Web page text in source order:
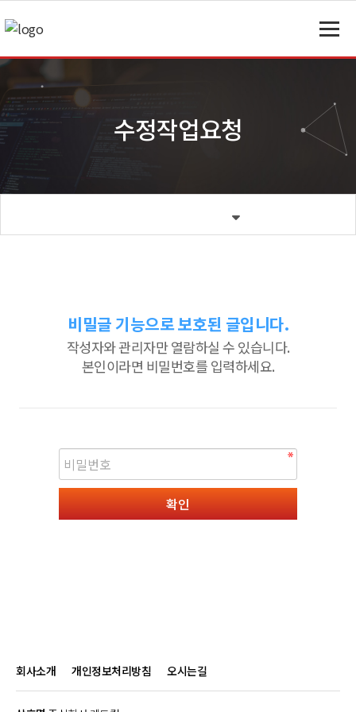
수정작업요청
비밀글 기능으로 보호된 글입니다.
작성자와 관리자만 열람하실 수 있습니다.
본인이라면 비밀번호를 입력하세요.
회사소개 개인정보처리방침 오시는길